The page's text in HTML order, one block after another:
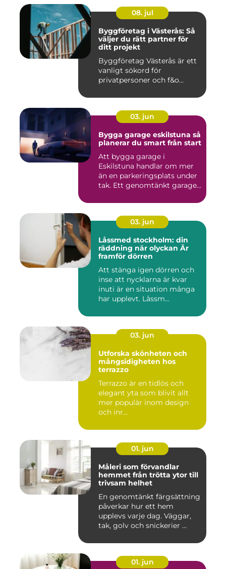
08. jul
Byggföretag i Västerås: Så
väljer du rätt partner för
ditt projekt
Byggföretag Västerås är ett
vanligt sökord för
privatpersoner och f&o...
03. jun
Bygga garage eskilstuna så
planerar du smart från start
Att bygga garage i
Eskilstuna handlar om mer
än en parkeringsplats under
tak. Ett genomtänkt garage
03. jun
Låssmed stockholm: din
räddning när olyckan Är
framför dörren
Att stänga igen dörren och
inse att nycklarna är kvar
inuti är en situation många
har upplevt. Låssm...
03. jun
Utforska skönheten och
mångsidigheten hos
terrazzo
Terrazzo är en tidlös och
elegant yta som blivit allt
mer populär inom design
och inr...
01. jun
Måleri som förvandlar
hemmet från trötta ytor till
trivsam helhet
En genomtänkt färgsättning
påverkar hur ett hem
upplevs varje dag. Väggar,
tak, golv och snickerier ...
01. jun